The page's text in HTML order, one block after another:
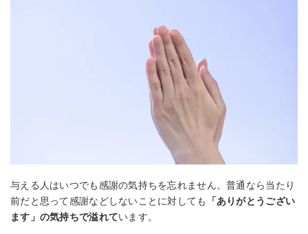
与える人はいつでも感謝の気持ちを忘れません。普通なら当たり
前だと思って感謝などしないことに対しても
「ありがとうござい
ます」の気持ちで溢れています。